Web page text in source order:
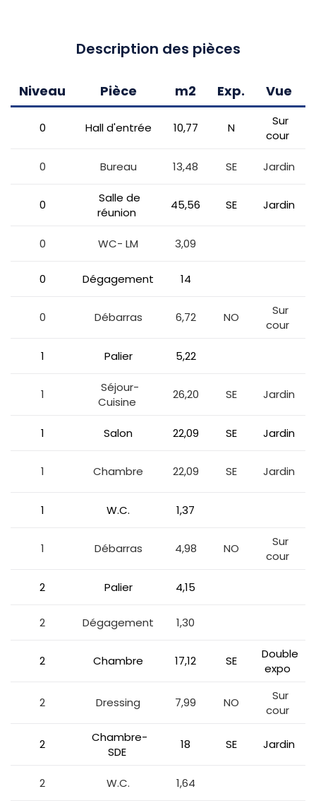
Description des pièces
Niveau Pièce m2 Exp. Vue
0 Hall d'entrée 10,77 N
Sur
cour
0 Bureau 13,48 SE Jardin
0
Salle de
réunion
45,56 SE Jardin
0 WC- LM 3,09
0 Dégagement 14
0 Débarras 6,72 NO
Sur
cour
1 Palier 5,22
1
Séjour-
Cuisine
26,20 SE Jardin
1 Salon 22,09 SE Jardin
1 Chambre 22,09 SE Jardin
1 W.C. 1,37
1 Débarras 4,98 NO
Sur
cour
2 Palier 4,15
2 Dégagement 1,30
2 Chambre 17,12 SE
Double
expo
2 Dressing 7,99 NO
Sur
cour
2
Chambre-
SDE
18 SE Jardin
2 W.C. 1,64